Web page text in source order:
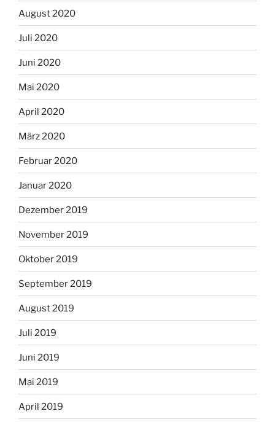
August 2020
Juli 2020
Juni 2020
Mai 2020
April 2020
März 2020
Februar 2020
Januar 2020
Dezember 2019
November 2019
Oktober 2019
September 2019
August 2019
Juli 2019
Juni 2019
Mai 2019
April 2019